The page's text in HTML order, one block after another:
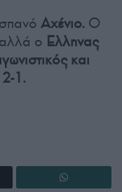
Αχένιο. Ο
ο Ελληνας
και
2-1.